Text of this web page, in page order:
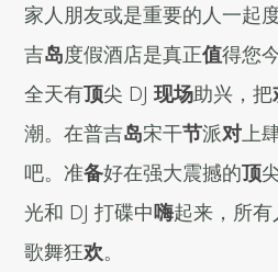
家人朋友或是重要的人一起
吉岛度假酒店是真正值得您
全天有顶尖 DJ现场助兴，把
潮。在普吉岛宋干节派对上
吧。准备好在强大震撼的顶
光和 DJ打碟中嗨起来，所
歌舞狂欢。